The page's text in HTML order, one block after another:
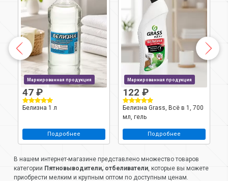
Маркированная продукция
47 ₽
Белизна 1 л
Подробнее
Маркированная продукция
122 ₽
Белизна Grass, Всё в 1, 700
мл, гель
Подробнее
В нашем интернет-магазине представлено множество товаров
категории Пятновыводители, отбеливатели, которые вы можете
приобрести мелким и крупным оптом по доступным ценам.